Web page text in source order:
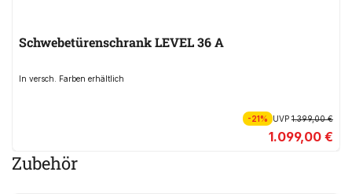
Schwebetürenschrank LEVEL 36 A
In versch. Farben erhältlich
-21% UVP1.399,00 €
1.099,00 €
Zubehör